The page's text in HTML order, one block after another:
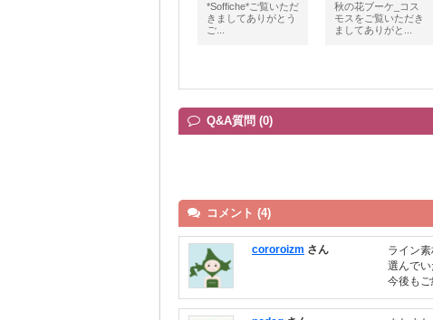
*Soffiche*ご覧いただ
きましてありがとう
ご...
秋の花ブーケ_コス
モスをご覧いただき
ましてありがと...
Q&A質問 (0)
コメント (4)
cororoizm さん
ライン
選んでい
今後もご